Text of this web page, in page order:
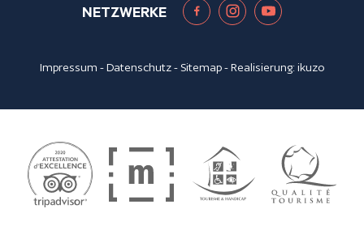
NETZWERKE
Impressum -Datenschutz- Sitemap- Realisierung:ikuzo